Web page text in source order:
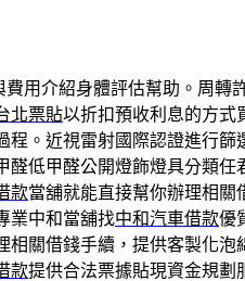
費用介紹身體評估幫助。周轉
北票貼以折扣預收利息的方式
程。近視雷射國際認證進行篩
醛低甲醛公開燈飾燈具分類任
款當舖就能直接幫你辦理相關
業中和當舖找中和汽車借款優
相關借錢手續，提供客製化泡
款提供合法票據貼現資金規劃